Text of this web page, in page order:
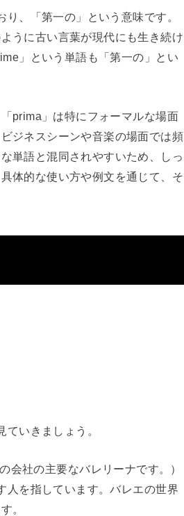
、「第一の」という意味です。
うに古い言葉が現代にも生き続け
」という単語も「第一の」とい
prima」は特にフォーマルな場面
ジネスシーンや音楽の場面では頻
単語と混同されやすいため、しっ
体的な使い方や例文を通じて、そ
いきましょう。
会社の主要なバレリーナです。）
人を指しています。バレエの世界
。